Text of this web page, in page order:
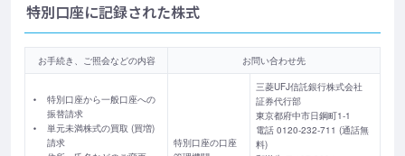
特別口座に記録された株式
お手続き、ご照会などの内容 お問い合わせ先
特別口座から一般口座への
振替請求
単元未満株式の買取 (買増)
請求
特別口座の口座
三菱UFJ信託銀行株式会社
証券代行部
東京都府中市日鋼町1-1
電話 0120-232-711 (通話無
料)